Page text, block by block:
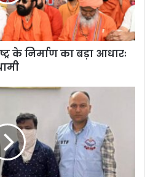
के निर्माण का बड़ा आधारः